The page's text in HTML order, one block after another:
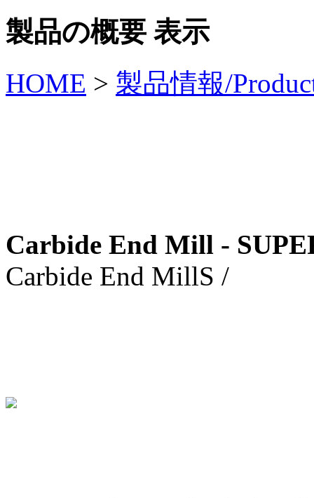
製品の概要 表示
HOME > 製品情報/
Carbide End Mill -
Carbide End MillS /